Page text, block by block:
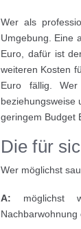
Wer als
Umgebung. Eine
Euro, dafür ist
weiteren Kosten
Euro fällig.
beziehungsweise
geringem Budget
Die für
Wer möglichst
A: möglichst